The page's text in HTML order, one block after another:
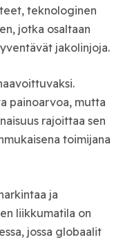
teknologinen
jotka osaltaan
jakolinjoja.
painoarvoa, mutta
rajoittaa sen
toimijana
ja
liikkumatila on
jossa globaalit